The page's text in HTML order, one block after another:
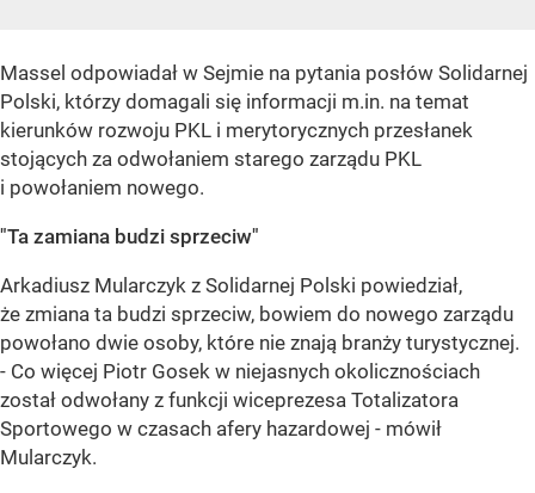
Massel odpowiadał w Sejmie na pytania posłów Solidarnej
Polski, którzy domagali się informacji m.in. na temat
kierunków rozwoju PKL i merytorycznych przesłanek
stojących za odwołaniem starego zarządu PKL
i powołaniem nowego.
"Ta zamiana budzi sprzeciw"
Arkadiusz Mularczyk z Solidarnej Polski powiedział,
że zmiana ta budzi sprzeciw, bowiem do nowego zarządu
powołano dwie osoby, które nie znają branży turystycznej.
- Co więcej Piotr Gosek w niejasnych okolicznościach
został odwołany z funkcji wiceprezesa Totalizatora
Sportowego w czasach afery hazardowej - mówił
Mularczyk.